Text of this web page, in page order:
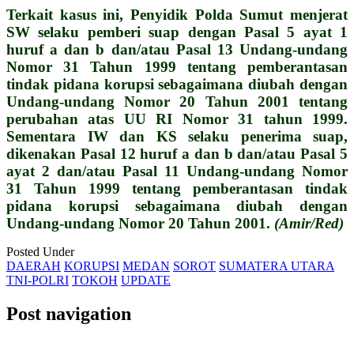
Terkait kasus ini, Penyidik Polda Sumut menjerat
SW selaku pemberi suap dengan Pasal 5 ayat 1
huruf a dan b dan/atau Pasal 13 Undang-undang
Nomor 31 Tahun 1999 tentang pemberantasan
tindak pidana korupsi sebagaimana diubah dengan
Undang-undang Nomor 20 Tahun 2001 tentang
perubahan atas UU RI Nomor 31 tahun 1999.
Sementara IW dan KS selaku penerima suap,
dikenakan Pasal 12 huruf a dan b dan/atau Pasal 5
ayat 2 dan/atau Pasal 11 Undang-undang Nomor
31 Tahun 1999 tentang pemberantasan tindak
pidana korupsi sebagaimana diubah dengan
Undang-undang Nomor 20 Tahun 2001. (Amir/Red)
Posted Under
DAERAH KORUPSI MEDAN SOROT SUMATERA UTARA
TNI-POLRI TOKOH UPDATE
Post navigation